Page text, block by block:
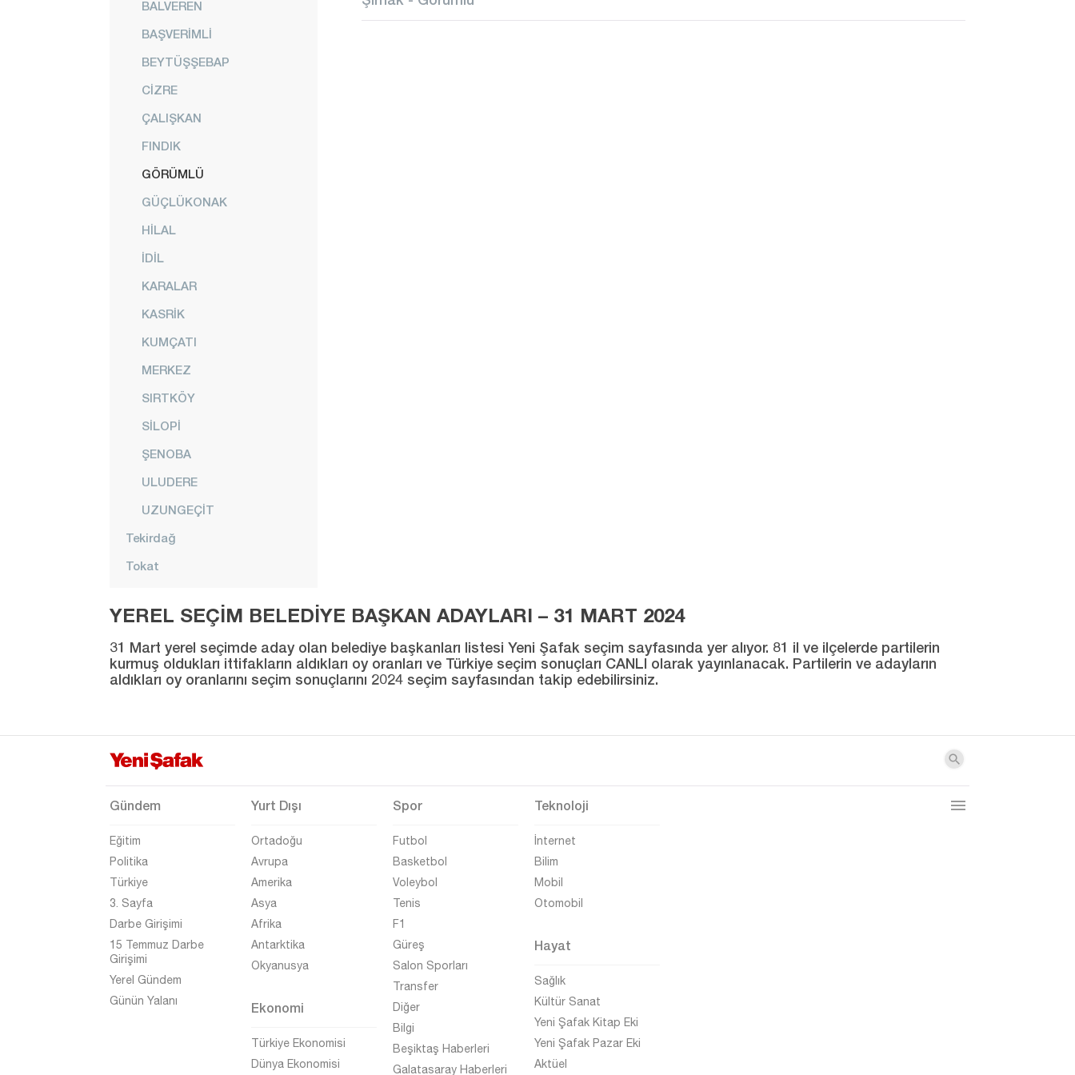
BALVEREN
BAŞVERİMLİ
BEYTÜŞŞEBAP
CİZRE
ÇALIŞKAN
FINDIK
GÖRÜMLÜ
GÜÇLÜKONAK
HİLAL
İDİL
KARALAR
KASRİK
KUMÇATI
MERKEZ
SIRTKÖY
SİLOPİ
ŞENOBA
ULUDERE
UZUNGEÇİT
Tekirdağ
Tokat
Tunceli
Uşak
Van
Yozgat
Zonguldak
YEREL SEÇİM BELEDİYE BAŞKAN ADAYLARI – 31 MART 2024
31 Mart yerel seçimde aday olan belediye başkanları listesi Yeni Şafak seçim sayfasında yer alıyor. 81 il ve ilçelerde partilerin
kurmuş oldukları ittifakların aldıkları oy oranları ve Türkiye seçim sonuçları CANLI olarak yayınlanacak. Partilerin ve adayların
aldıkları oy oranlarını seçim sonuçlarını 2024 seçim sayfasından takip edebilirsiniz.
Gündem
Eğitim
Politika
Türkiye
3. Sayfa
Darbe Girişimi
15 Temmuz Darbe
Girişimi
Yerel Gündem
Günün Yalanı
Yurt Dışı
Ortadoğu
Avrupa
Amerika
Asya
Afrika
Antarktika
Okyanusya
Ekonomi
Türkiye Ekonomisi
Dünya Ekonomisi
Spor
Futbol
Basketbol
Voleybol
Tenis
F1
Güreş
Salon Sporları
Transfer
Diğer
Bilgi
Beşiktaş Haberleri
Galatasaray Haberleri
Teknoloji
İnternet
Bilim
Mobil
Otomobil
Hayat
Sağlık
Kültür Sanat
Yeni Şafak Kitap Eki
Yeni Şafak Pazar Eki
Aktüel